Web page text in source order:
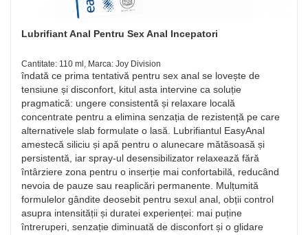
Lubrifiant Anal Pentru Sex Anal Incepatori
Cantitate: 110 ml, Marca: Joy Division
îndată ce prima tentativă pentru sex anal se lovește de
tensiune și disconfort, kitul asta intervine ca soluție
pragmatică: ungere consistentă și relaxare locală
concentrate pentru a elimina senzația de rezistență pe care
alternativele slab formulate o lasă. Lubrifiantul EasyAnal
amestecă siliciu și apă pentru o alunecare mătăsoasă și
persistentă, iar spray-ul desensibilizator relaxează fără
întârziere zona pentru o inserție mai confortabilă, reducând
nevoia de pauze sau reaplicări permanente. Mulțumită
formulelor gândite deosebit pentru sexul anal, obții control
asupra intensității și duratei experienței: mai puține
întreruperi, senzație diminuată de disconfort și o glidare